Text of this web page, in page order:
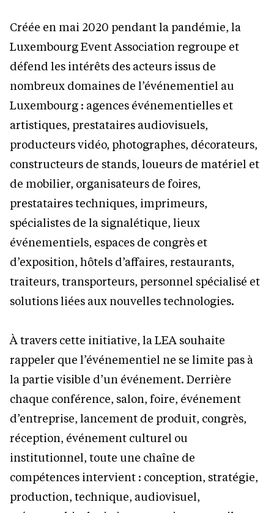
Créée en mai 2020 pendant la pandémie, la
Luxembourg Event Association regroupe et
défend les intérêts des acteurs issus de
nombreux domaines de l’événementiel au
Luxembourg : agences événementielles et
artistiques, prestataires audiovisuels,
producteurs vidéo, photographes, décorateurs,
constructeurs de stands, loueurs de matériel et
de mobilier, organisateurs de foires,
prestataires techniques, imprimeurs,
spécialistes de la signalétique, lieux
événementiels, espaces de congrès et
d’exposition, hôtels d’affaires, restaurants,
traiteurs, transporteurs, personnel spécialisé et
solutions liées aux nouvelles technologies.
À travers cette initiative, la LEA souhaite
rappeler que l’événementiel ne se limite pas à
la partie visible d’un événement. Derrière
chaque conférence, salon, foire, événement
d’entreprise, lancement de produit, congrès,
réception, événement culturel ou
institutionnel, toute une chaîne de
compétences intervient : conception, stratégie,
production, technique, audiovisuel,